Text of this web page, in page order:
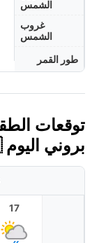
الشمس
غروب
الشمس
طور القمر
بروني اليوم 🇧🇳
17